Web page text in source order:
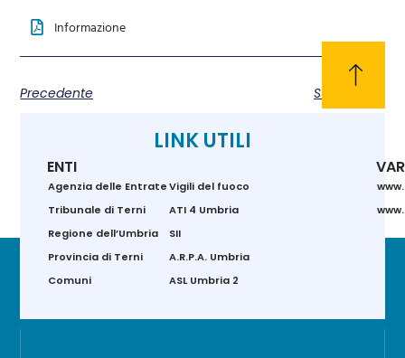
Informazione
Precedente Successivo
LINK UTILI
ENTI
Agenzia delle Entrate
Tribunale di Terni
Regione dell’Umbria
Provincia di Terni
Comuni
Vigili del fuoco
ATI 4 Umbria
SII
A.R.P.A. Umbria
ASL Umbria 2